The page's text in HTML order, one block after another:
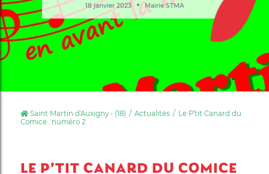
18 janvier 2023 ● Mairie STMA
Saint Martin d'Auxigny - (18) Actualités
Le P’tit Canard du
Comice : numéro 2
LE P’TIT CANARD DU COMICE